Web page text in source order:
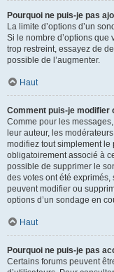
Pourquoi ne puis-je pas
La limite d’options d’un
Si le nombre d’options
trop restreint, essayez de
possible de l’augmenter.
Haut
Comment puis-je modifier
Comme pour les
leur auteur, les
modifiez tout simplement
obligatoirement associé à
possible de supprimer le
des votes ont été
peuvent modifier ou
options d’un sondage en
Haut
Pourquoi ne puis-je pas
Certains forums peuvent